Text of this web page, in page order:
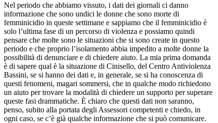
Nel periodo che abbiamo vissuto, i dati dei giornali ci danno
informazione che sono undici le donne che sono morte di
femminicidio in queste settimane e sappiamo che il femminicidio è
solo l’ultima fase di un percorso di violenza e possiamo quindi
pensare che molte sono le situazioni che si sono create in questo
periodo e che proprio l’isolamento abbia impedito a molte donne la
possibilità di denunciare e di chiedere aiuto. La mia prima domanda
è di sapere qual è la situazione di Cinisello, del Centro Antiviolenza
Bassini, se si hanno dei dati e, in generale, se si ha conoscenza di
questi fenomeni, magari sommersi, che in qualche modo richiedono
un aiuto per trovare la modalità di chiedere un supporto per superare
queste fasi drammatiche. È chiaro che questi dati non saranno,
penso, subito alla portata degli Assessori competenti e chiedo, in
ogni caso, se c’è già qualche informazione che si può comunicare.